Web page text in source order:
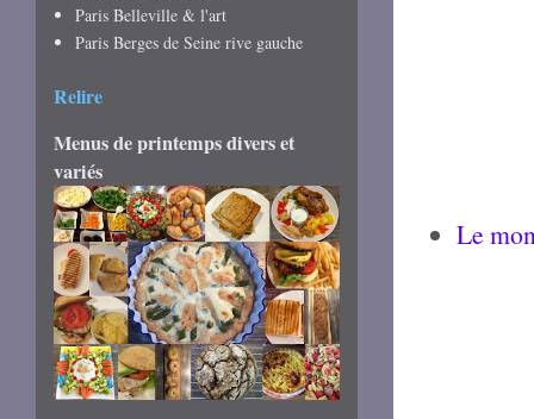
Le
Paris Belleville & l'art
Paris Berges de Seine rive gauche
Relire
Menus de printemps divers et
variés